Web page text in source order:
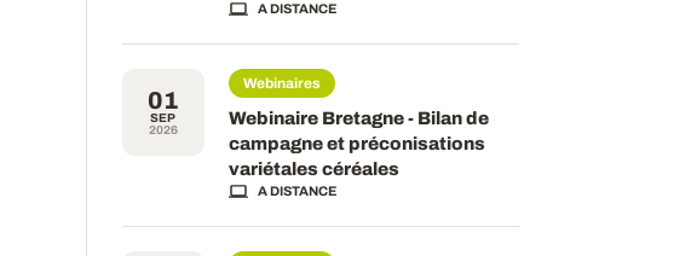
A DISTANCE
01
SEP
2026
Webinaires
Webinaire Bretagne - Bilan de
campagne et préconisations
variétales céréales
A DISTANCE